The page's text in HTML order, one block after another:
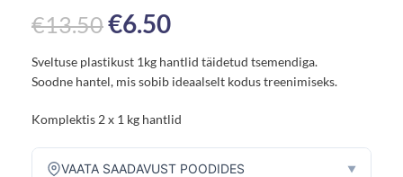
€13.50€6.50
Sveltuse plastikust 1kg hantlid täidetud tsemendiga.
Soodne hantel, mis sobib ideaalselt kodus treenimiseks.
Komplektis 2 x 1 kg hantlid
VAATA SAADAVUST POODIDES ▼